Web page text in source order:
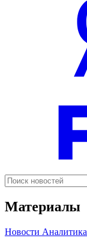
Материалы
Новости Аналитика